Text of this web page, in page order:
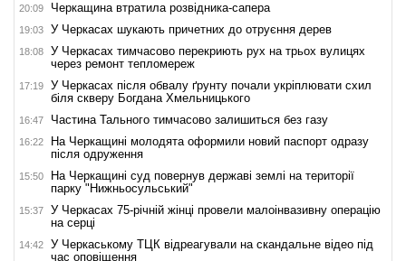
20:09 Черкащина втратила розвідника-сапера
19:03 У Черкасах шукають причетних до отруєння дерев
18:08
У Черкасах тимчасово перекриють рух на трьох вулицях
через ремонт тепломереж
17:19
У Черкасах після обвалу ґрунту почали укріплювати схил
біля скверу Богдана Хмельницького
16:47 Частина Тального тимчасово залишиться без газу
16:22
На Черкащині молодята оформили новий паспорт одразу
після одруження
15:50
На Черкащині суд повернув державі землі на території
парку "Нижньосульський"
15:37
У Черкасах 75-річній жінці провели малоінвазивну операцію
на серці
14:42
У Черкаському ТЦК відреагували на скандальне відео під
час оповіщення